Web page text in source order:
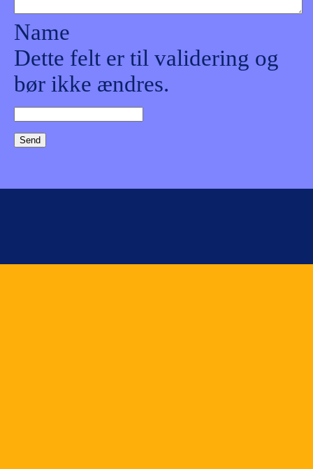
Name
Dette felt er til validering og
bør ikke ændres.